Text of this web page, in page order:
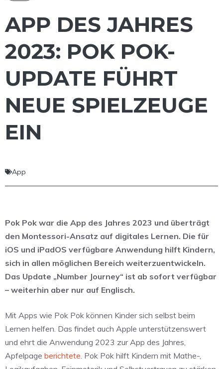
APP DES JAHRES
2023: POK POK-
UPDATE FÜHRT
NEUE SPIELZEUGE
EIN
App
Pok Pok war die App des Jahres 2023 und überträgt
den Montessori-Ansatz auf digitales Lernen. Die für
iOS und iPadOS verfügbare Anwendung hilft Kindern,
sich in allen möglichen Bereich weiterzuentwickeln.
Das Update „Number Journey“ ist ab sofort verfügbar
– weiterhin aber nur auf Englisch.
Mit Apps wie Pok Pok können Kinder sich selbst beim
Lernen helfen. Das findet auch Apple unterstützenswert
und ehrt die Anwendung 2023 zur App des Jahres,
Apfelpage berichtete . Pok Pok hilft Kindern mit Mathe-,